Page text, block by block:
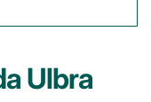
Ulbra